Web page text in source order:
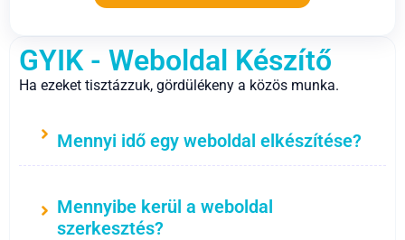
GYIK - Weboldal Készítő
Ha ezeket tisztázzuk, gördülékeny a közös munka.
Mennyi idő egy weboldal elkészítése?
Mennyibe kerül a weboldal
szerkesztés?